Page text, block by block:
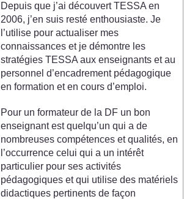
Depuis que j’ai découvert TESSA en
2006, j’en suis resté enthousiaste. Je
l’utilise pour actualiser mes
connaissances et je démontre les
stratégies TESSA aux enseignants et au
personnel d’encadrement pédagogique
en formation et en cours d’emploi.
Pour un formateur de la DF un bon
enseignant est quelqu’un qui a de
nombreuses compétences et qualités, en
l’occurrence celui qui a un intérêt
particulier pour ses activités
pédagogiques et qui utilise des matériels
didactiques pertinents de façon